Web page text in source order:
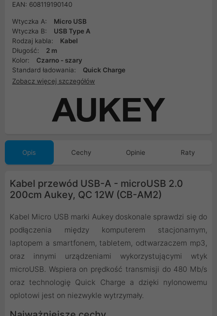
EAN: 608119190140
Wtyczka A:
Micro USB
Wtyczka B:
USB Type A
Rodzaj kabla:
Kabel
Długość:
2 m
Kolor:
Czarno - szary
Standard ładowania:
Quick Charge
Zobacz więcej szczegółów
Opis Cechy Opinie Raty
Kabel przewód USB-A - microUSB 2.0
200cm Aukey, QC 12W (CB-AM2)
Kabel Micro USB marki Aukey doskonale sprawdzi się do
podłączenia między komputerem stacjonarnym,
laptopem a smartfonem, tabletem, odtwarzaczem mp3,
oraz innymi urządzeniami wykorzystującymi wtyk
microUSB. Wspiera on prędkość transmisji do 480 Mb/s
oraz technologię Quick Charge a dzięki nylonowemu
oplotowi jest on niezwykle wytrzymały.